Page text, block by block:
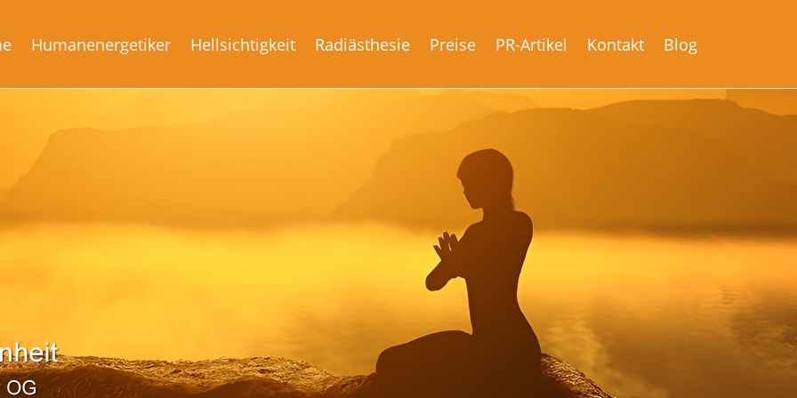
Humanenergetiker Hellsichtigkeit Radiästhesie Preise PR-Artikel Kontakt Blog